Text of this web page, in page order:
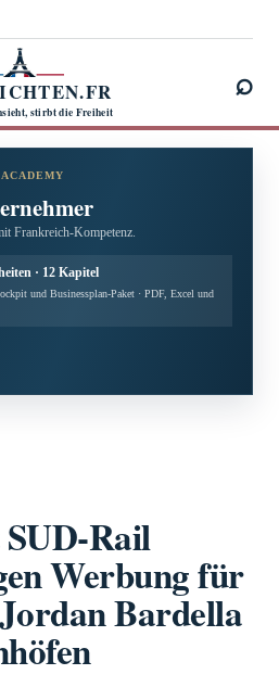
stirbt die Freiheit
⌕
Frankreich-Kompetenz.
· 12 Kapitel
und Businessplan-Paket · PDF, Excel und
Rail
Werbung für
Bardella